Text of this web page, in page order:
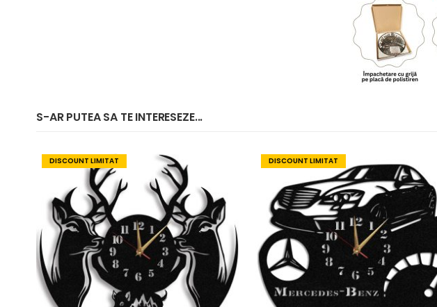
S-AR PUTEA SA TE INTERESEZE...
DISCOUNT LIMITAT DISCOUNT LIMITAT